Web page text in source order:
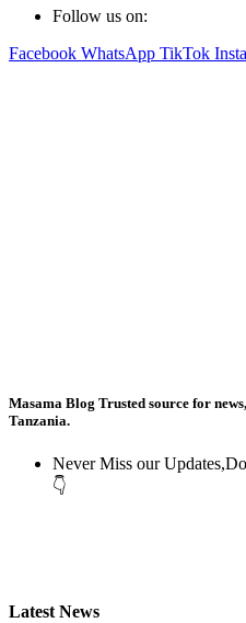
Follow us on:
Facebook WhatsApp TikTok
Masama Blog Trusted source for
Tanzania.
Never Miss our
👇
Latest News